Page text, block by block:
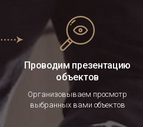
Проводим презентацию
объектов
Организовываем просмотр
выбранных вами объектов